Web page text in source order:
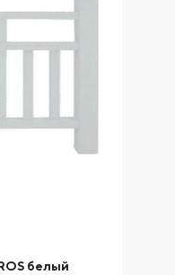
белый